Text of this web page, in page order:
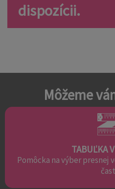
dispozícii.
Môžeme
TABUĽKA
Pomôcka na výber presnej